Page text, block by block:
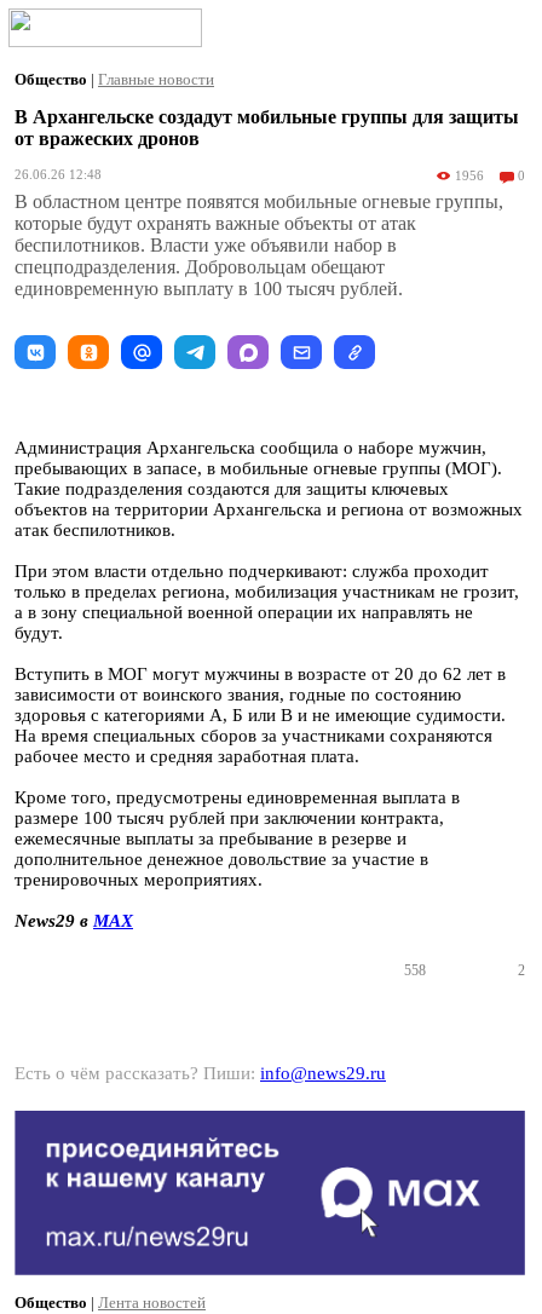
Общество | Главные новости
В Архангельске создадут мобильные группы для защиты
от вражеских дронов
26.06.26 12:48 1956 0
В областном центре появятся мобильные огневые группы,
которые будут охранять важные объекты от атак
беспилотников. Власти уже объявили набор в
спецподразделения. Добровольцам обещают
единовременную выплату в 100 тысяч рублей.
Администрация Архангельска сообщила о наборе мужчин,
пребывающих в запасе, в мобильные огневые группы (МОГ).
Такие подразделения создаются для защиты ключевых
объектов на территории Архангельска и региона от возможных
атак беспилотников.
При этом власти отдельно подчеркивают: служба проходит
только в пределах региона, мобилизация участникам не грозит,
а в зону специальной военной операции их направлять не
будут.
Вступить в МОГ могут мужчины в возрасте от 20 до 62 лет в
зависимости от воинского звания, годные по состоянию
здоровья с категориями А, Б или В и не имеющие судимости.
На время специальных сборов за участниками сохраняются
рабочее место и средняя заработная плата.
Кроме того, предусмотрены единовременная выплата в
размере 100 тысяч рублей при заключении контракта,
ежемесячные выплаты за пребывание в резерве и
дополнительное денежное довольствие за участие в
тренировочных мероприятиях.
News29 в MAX
558 2
Есть о чём рассказать? Пиши: info@news29.ru
Общество | Лента новостей